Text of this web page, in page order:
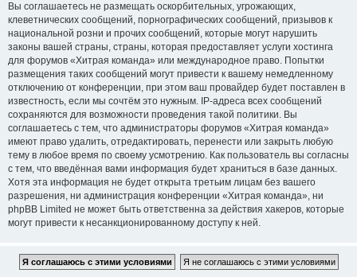
Вы соглашаетесь не размещать оскорбительных, угрожающих,
клеветнических сообщений, порнографических сообщений, призывов к
национальной розни и прочих сообщений, которые могут нарушить
законы вашей страны, страны, которая предоставляет услуги хостинга
для форумов «Хитрая команда» или международное право. Попытки
размещения таких сообщений могут привести к вашему немедленному
отключению от конференции, при этом ваш провайдер будет поставлен в
известность, если мы сочтём это нужным. IP-адреса всех сообщений
сохраняются для возможности проведения такой политики. Вы
соглашаетесь с тем, что администраторы форумов «Хитрая команда»
имеют право удалить, отредактировать, перенести или закрыть любую
тему в любое время по своему усмотрению. Как пользователь вы согласны
с тем, что введённая вами информация будет храниться в базе данных.
Хотя эта информация не будет открыта третьим лицам без вашего
разрешения, ни администрация конференции «Хитрая команда», ни
phpBB Limited не может быть ответственна за действия хакеров, которые
могут привести к несанкционированному доступу к ней.